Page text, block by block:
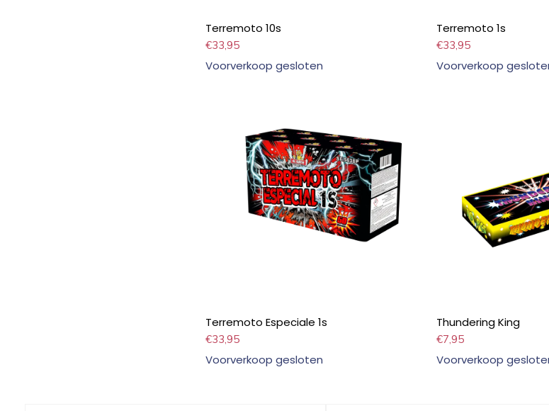
Terremoto 10s
€33,95
Voorverkoop gesloten
Terremoto 1s
€33,95
Voorverkoop
Terremoto Especiale 1s
€33,95
Voorverkoop gesloten
Thundering King
€7,95
Voorverkoop